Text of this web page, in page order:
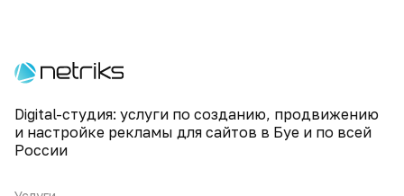
Digital-студия: услуги по созданию, продвижению
и настройке рекламы для сайтов в Буе и по всей
России